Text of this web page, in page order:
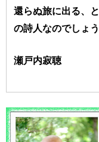
還らぬ旅に出る、
の詩人なのでしょう
瀬戸内寂聴